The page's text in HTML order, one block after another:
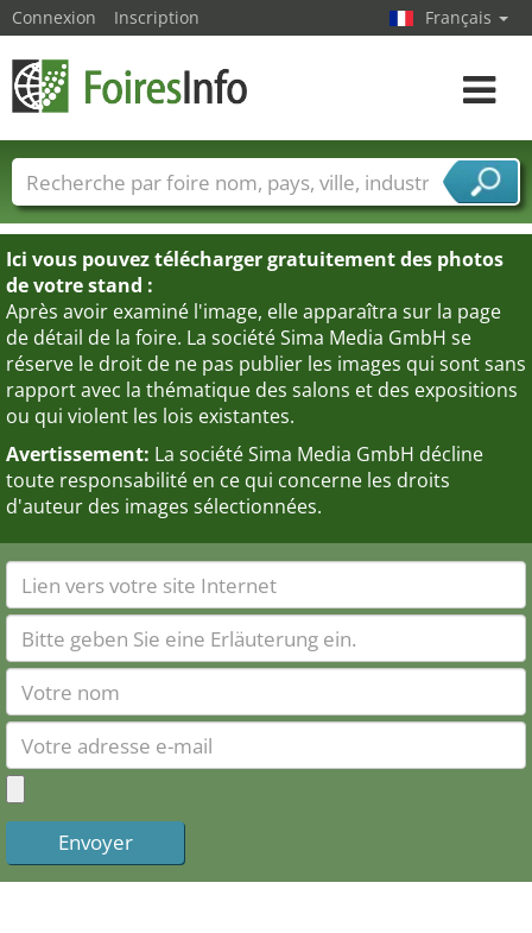
Ici vous pouvez télécharger gratuitement des photos
de votre stand :
Après avoir examiné l'image, elle apparaîtra sur la page
de détail de la foire. La société Sima Media GmbH se
réserve le droit de ne pas publier les images qui sont sans
rapport avec la thématique des salons et des expositions
ou qui violent les lois existantes.
Avertissement: La société Sima Media GmbH décline
toute responsabilité en ce qui concerne les droits
d'auteur des images sélectionnées.
Connexion Inscription Français
Toggle
Foire noms Pays Villes
Secteurs de foire
Secteurs du fournisseur de services